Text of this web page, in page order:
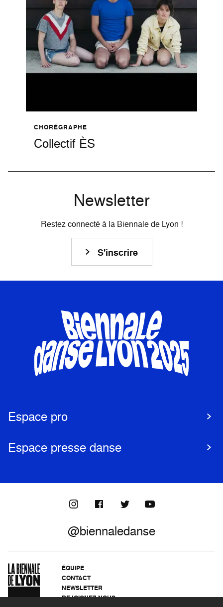
CHORÉGRAPHE
Collectif ÈS
Newsletter
Restez connecté à la Biennale de Lyon !
S'inscrire
Espace pro
Espace presse danse
@biennaledanse
ÉQUIPE
CONTACT
NEWSLETTER
REJOIGNEZ-NOUS